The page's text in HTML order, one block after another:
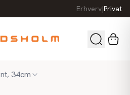
Erhverv|Privat
34cm